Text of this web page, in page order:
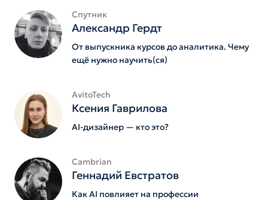
Спутник
Александр Гердт
От выпускника курсов до аналитика. Чему
ещё нужно научить(ся)
AvitoTech
Ксения Гаврилова
AI-дизайнер — кто это?
Cambrian
Геннадий Евстратов
Как AI повлияет на профессии